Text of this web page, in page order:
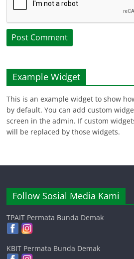
Example Widget
This is an example widget to show
by default. You can add custom
screen in the admin. If custom
will be replaced by those widgets.
Follow Sosial Media Kami
TPAIT Permata Bunda Demak
KBIT Permata Bunda Demak